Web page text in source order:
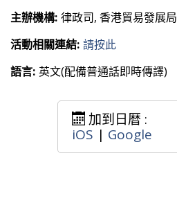
主辦機構: 律政司, 香港貿易發展局
活動相關連結: 請按此
語言: 英文(配備普通話即時傳譯)
加到日暦 :
iOS | Google